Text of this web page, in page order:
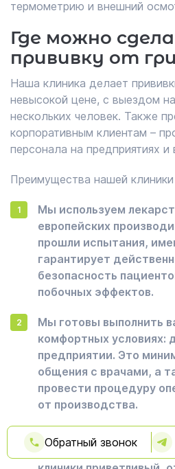
Обратный звонок
термометрию и внешний
Где можно
прививку от
Наша клиника делает
невысокой цене, с выездом
нескольких человек. Также
корпоративным клиентам –
персонала на предприятиях и
Преимущества нашей клиники
Мы используем
европейских
прошли испытания,
гарантирует
безопасность
побочных эффектов.
Мы готовы выполнить
комфортных условиях:
предприятии. Это
общения с врачами, а
провести процедуру
от производства.
Мы имеем
Квалифицированный